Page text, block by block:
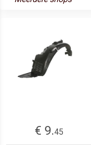
€ 9.45